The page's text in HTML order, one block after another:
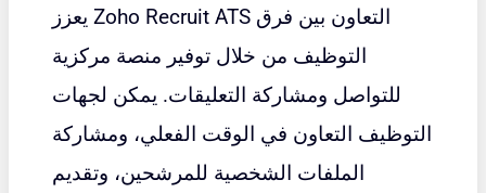
يعزز Zoho Recruit ATS التعاون بين فرق
التوظيف من خلال توفير منصة مركزية
للتواصل ومشاركة التعليقات. يمكن لجهات
التوظيف التعاون في الوقت الفعلي، ومشاركة
الملفات الشخصية للمرشحين، وتقديم